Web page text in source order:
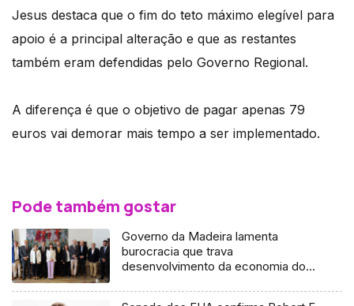
Jesus destaca que o fim do teto máximo elegível para
apoio é a principal alteração e que as restantes
também eram defendidas pelo Governo Regional.
A diferença é que o objetivo de pagar apenas 79
euros vai demorar mais tempo a ser implementado.
Pode também gostar
Governo da Madeira lamenta
burocracia que trava
desenvolvimento da economia do